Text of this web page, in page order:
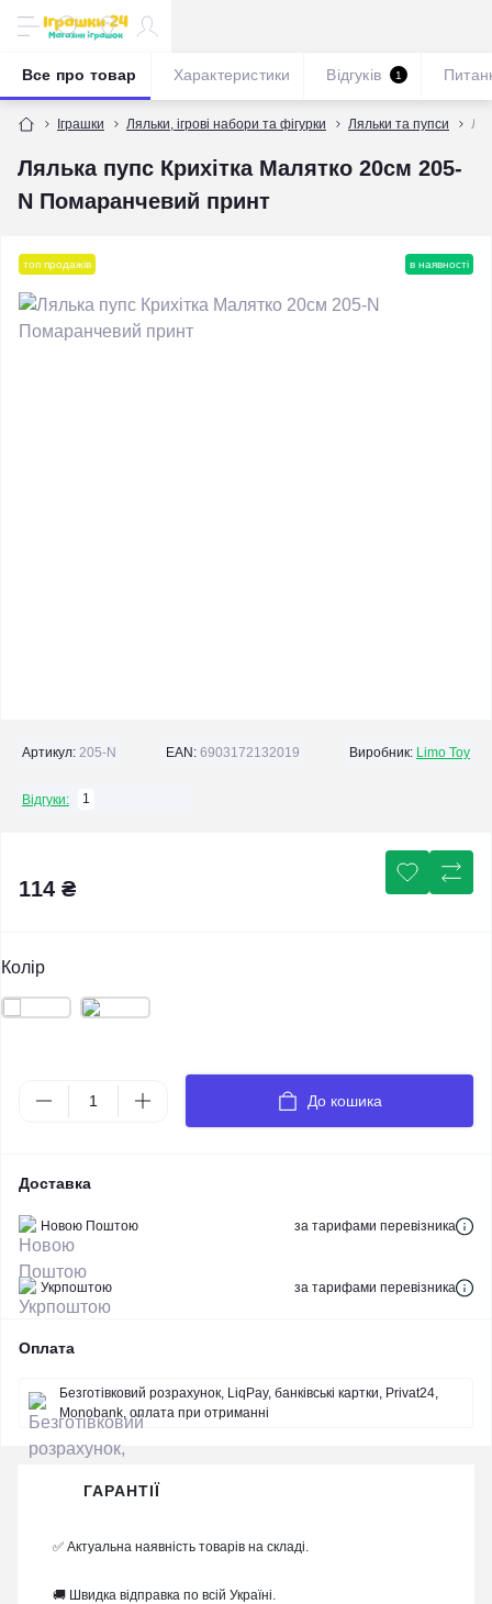
Іграшки Ляльки, ігрові набори та фігурки Ляльки та пупси
Лялька пупс Крихітка Малятко 20см 205-
N Помаранчевий принт
Все про товар Характеристики Відгуків 1
топ продажів в наявності
Артикул: 205-N EAN: 6903172132019 Виробник: Limo Toy
Відгуки: 1
114 ₴
Колір
До кошика
Доставка
Новою Поштою за тарифами перевізника
Укрпоштою за тарифами перевізника
Оплата
Безготівковий розрахунок, LiqPay, банківські картки, Privat24,
Monobank, оплата при отриманні
ГАРАНТІЇ
✅ Актуальна наявність товарів на складі.
🚚 Швидка відправка по всій Україні.